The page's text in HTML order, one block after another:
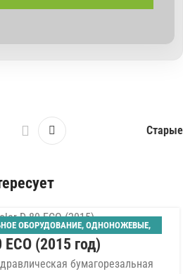
Старые
ОБОРУДОВАНИЕ, ОДНОНОЖЕВЫЕ,
800 ММ
ECO (2015 год)
бумагорезальная